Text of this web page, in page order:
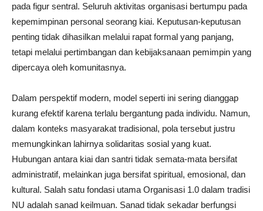
pada figur sentral. Seluruh aktivitas organisasi bertumpu pada
kepemimpinan personal seorang kiai. Keputusan-keputusan
penting tidak dihasilkan melalui rapat formal yang panjang,
tetapi melalui pertimbangan dan kebijaksanaan pemimpin yang
dipercaya oleh komunitasnya.
Dalam perspektif modern, model seperti ini sering dianggap
kurang efektif karena terlalu bergantung pada individu. Namun,
dalam konteks masyarakat tradisional, pola tersebut justru
memungkinkan lahirnya solidaritas sosial yang kuat.
Hubungan antara kiai dan santri tidak semata-mata bersifat
administratif, melainkan juga bersifat spiritual, emosional, dan
kultural. Salah satu fondasi utama Organisasi 1.0 dalam tradisi
NU adalah sanad keilmuan. Sanad tidak sekadar berfungsi